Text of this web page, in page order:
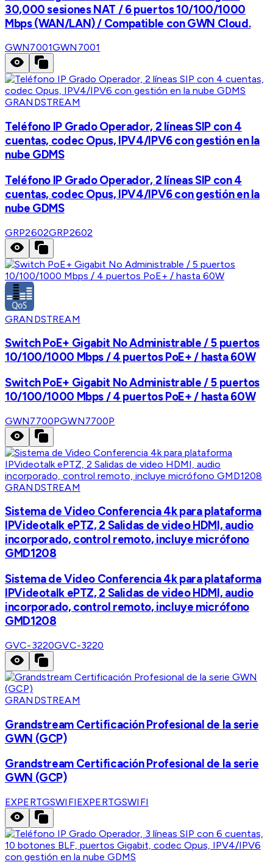
30,000 sesiones NAT / 6 puertos 10/100/1000
Mbps (WAN/LAN) / Compatible con GWN Cloud.
GWN7001GWN7001
GRANDSTREAM
Teléfono IP Grado Operador, 2 líneas SIP con 4
cuentas, codec Opus, IPV4/IPV6 con gestión en la
nube GDMS
Teléfono IP Grado Operador, 2 líneas SIP con 4
cuentas, codec Opus, IPV4/IPV6 con gestión en la
nube GDMS
GRP2602GRP2602
GRANDSTREAM
Switch PoE+ Gigabit No Administrable / 5 puertos
10/100/1000 Mbps / 4 puertos PoE+ / hasta 60W
Switch PoE+ Gigabit No Administrable / 5 puertos
10/100/1000 Mbps / 4 puertos PoE+ / hasta 60W
GWN7700PGWN7700P
GRANDSTREAM
Sistema de Video Conferencia 4k para plataforma
IPVideotalk ePTZ, 2 Salidas de video HDMI, audio
incorporado, control remoto, incluye micrófono
GMD1208
Sistema de Video Conferencia 4k para plataforma
IPVideotalk ePTZ, 2 Salidas de video HDMI, audio
incorporado, control remoto, incluye micrófono
GMD1208
GVC-3220GVC-3220
GRANDSTREAM
Grandstream Certificación Profesional de la serie
GWN (GCP)
Grandstream Certificación Profesional de la serie
GWN (GCP)
EXPERTGSWIFIEXPERTGSWIFI